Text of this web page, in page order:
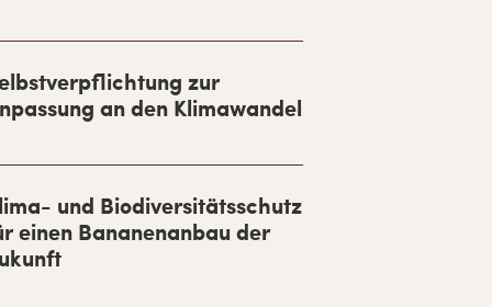
zur
an den Klimawandel
und Biodiversitätsschutz
einen Bananenanbau der